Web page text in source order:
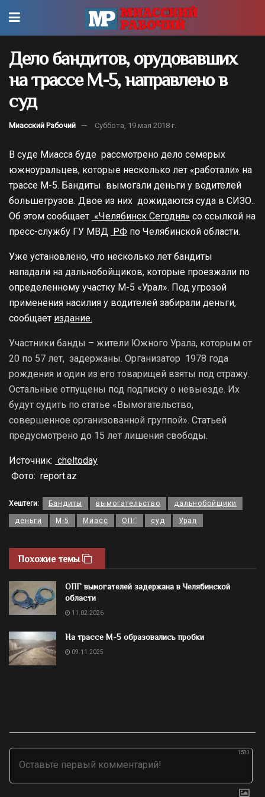
Дело бандитов, орудовавших
на трассе М-5, направлено в
суд
Миасский Рабочий Суббота, 19 мая 2018 г.
В суде Миасса буде рассмотрено дело семерых
южноуральцев, которые несколько лет «работали» на
трассе М-5. Бандиты вымогали деньги у водителей
большегрузов. Двое из них дожидаются суда в СИЗО..
Об этом сообщает «Челябинск Сегодня» со ссылкой на
пресс-службу ГУ МВД РФ по Челябинской области.
Уже установлено, что несколько лет бандиты
нападали на дальнобойщиков, которые проезжали по
определенному участку М-5 «Урал». Под угрозой
применения насилия у водителей забирали деньги,
сообщает издание.
Участники банды – жители Южного Урала, которым от
20 по 57 лет, задержаны. Организатор 1978 года
рождения и один из его товарищей взяты под стражу.
Остальные отпущены под подписку о невыезде. Их
будут судить по статье «Вымогательство,
совершенное организованной группой». Статьей
предусмотрено до 15 лет лишения свободы.
Источник: cheltoday
Фото: report.az
Хештеги: Бандиты вымогательство дальнобойщики
деньги М-5 Миасс ОПГ суд Урал
Похожие темы
ОПГ вымогателей задержана в Челябинской
области
11.02.2026
На трассе М-5 образовались пробки
09.11.2025
1500